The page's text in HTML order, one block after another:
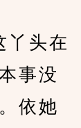
头在
事没
依她